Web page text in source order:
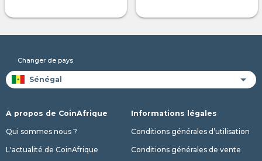
Changer de pays
A propos de CoinAfrique
Qui sommes nous ?
L'actualité de CoinAfrique
Informations légales
Conditions générales d’utilisation
Conditions générales de vente